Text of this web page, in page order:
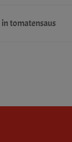
tomatensaus